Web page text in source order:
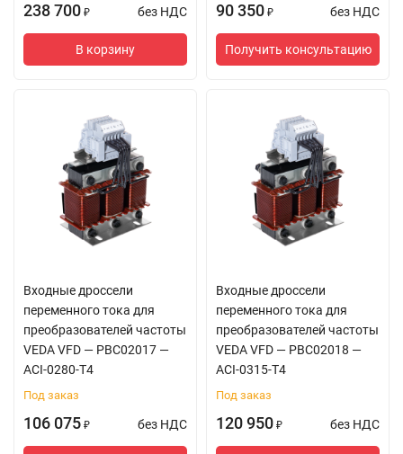
238 700 ₽ без НДС
В корзину
90 350 ₽ без НДС
Получить консультацию
Входные дроссели
переменного тока для
преобразователей частоты
VEDA VFD — PBC02017 —
ACI-0280-T4
Под заказ
106 075 ₽ без НДС
Входные дроссели
переменного тока для
преобразователей частоты
VEDA VFD — PBC02018 —
ACI-0315-T4
Под заказ
120 950 ₽ без НДС